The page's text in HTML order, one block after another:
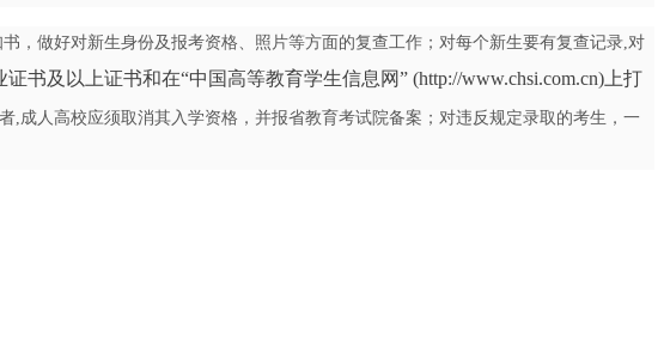
，做好对新生身份及报考资格、照片等方面的复查工作；对每个新生要有复查记录,对
书及以上证书和在“中国高等教育学生信息网” (http://www.chsi.com.cn)上打
,成人高校应须取消其入学资格，并报省教育考试院备案；对违反规定录取的考生，一